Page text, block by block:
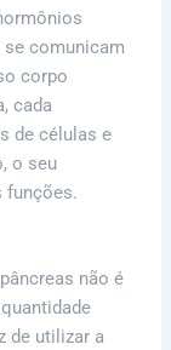
comunicam
corpo
cada
de células e
o seu
funções.
não é
de utilizar a